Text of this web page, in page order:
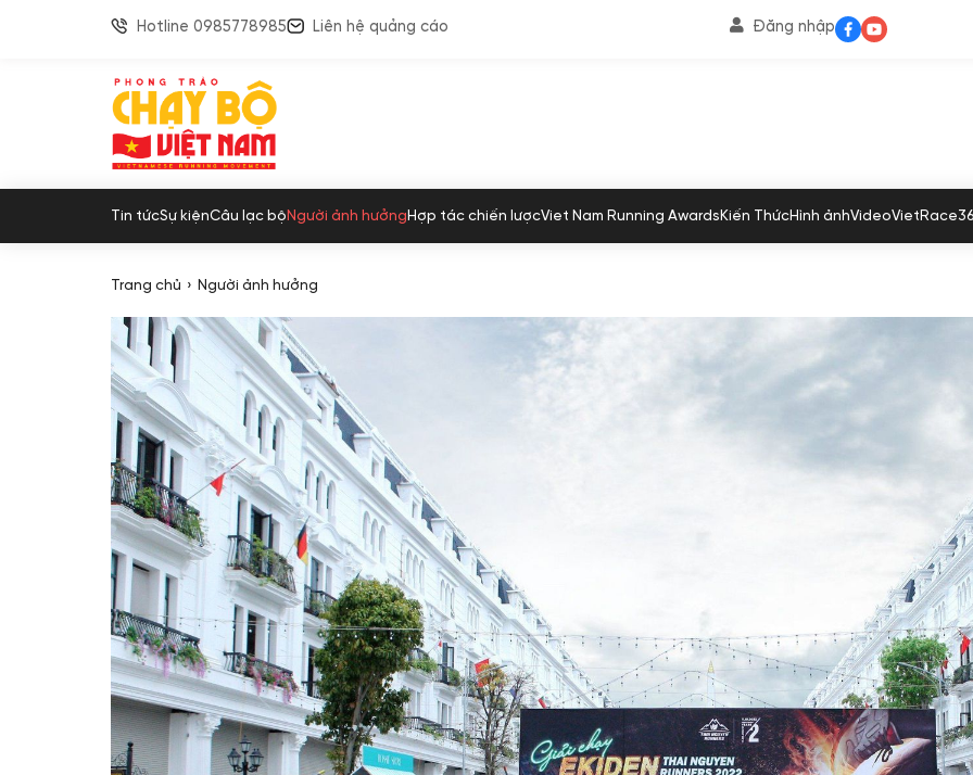
Hotline 0985778985 Liên hệ quảng cáo Đăng nhập
Tin tứcSự kiệnCâu lạc bộ Người ảnh hưởng Hợp tác chiến lượcViet Nam Running Awards Kiến ThứcHình ảnhVideo
Trang chủ Người ảnh hưởng